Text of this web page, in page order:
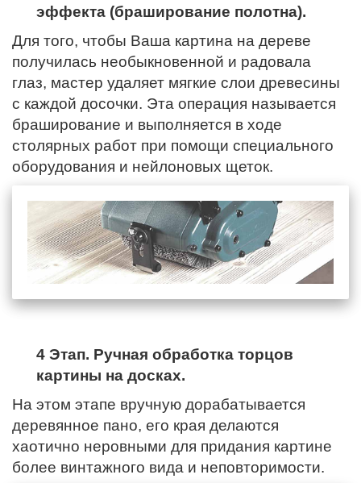
эффекта (браширование полотна).
Для того, чтобы Ваша картина на дереве
получилась необыкновенной и радовала
глаз, мастер удаляет мягкие слои древесины
с каждой досочки. Эта операция называется
браширование и выполняется в ходе
столярных работ при помощи специального
оборудования и нейлоновых щеток.
4 Этап. Ручная обработка торцов
картины на досках.
На этом этапе вручную дорабатывается
деревянное пано, его края делаются
хаотично неровными для придания картине
более винтажного вида и неповторимости.